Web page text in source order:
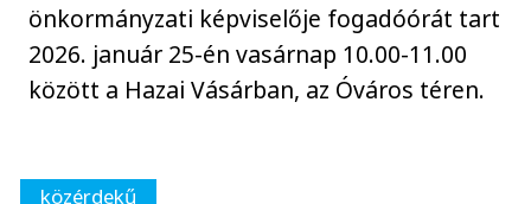
önkormányzati képviselője fogadóórát tart
2026. január 25-én vasárnap 10.00-11.00
között a Hazai Vásárban, az Óváros téren.
közérdekű